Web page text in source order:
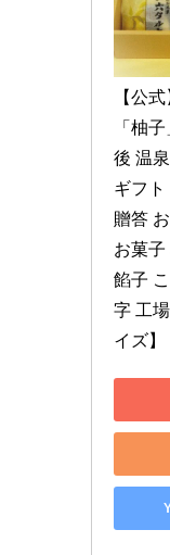
【公
「柚
後 温
ギフト
贈答
お菓子
餡子
字 工
イズ】